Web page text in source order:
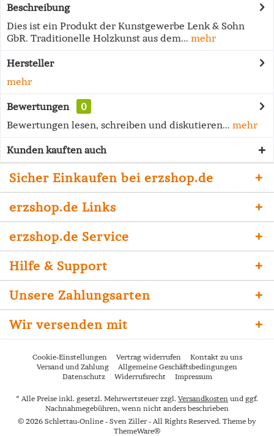
Beschreibung
Dies ist ein Produkt der Kunstgewerbe Lenk & Sohn
GbR. Traditionelle Holzkunst aus dem... mehr
Hersteller
mehr
Bewertungen
0
Bewertungen lesen, schreiben und diskutieren... mehr
Kunden kauften auch
Sicher Einkaufen bei erzshop.de
erzshop.de Links
erzshop.de Service
Hilfe & Support
Unsere Zahlungsarten
Wir versenden mit
Cookie-Einstellungen Vertrag widerrufen
Kontakt zu uns
Versand und Zahlung
Allgemeine Geschäftsbedingungen
Datenschutz
Widerrufsrecht Impressum
* Alle Preise inkl. gesetzl. Mehrwertsteuer zzgl. Versandkosten und ggf.
Nachnahmegebühren, wenn nicht anders beschrieben
© 2026 Schlettau-Online - Sven Ziller - All Rights Reserved. Theme by
ThemeWare®